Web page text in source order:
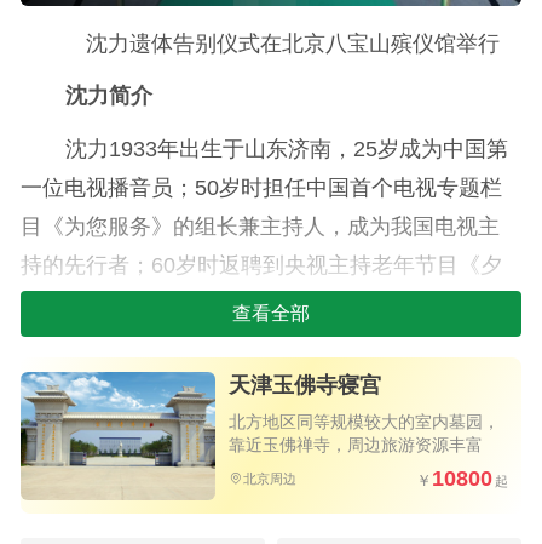
沈力遗体告别仪式在北京八宝山殡仪馆举行
沈力简介
沈力1933年出生于山东济南，25岁成为中国第
一位电视播音员；50岁时担任中国首个电视专题栏
目《为您服务》的组长兼主持人，成为我国电视主
持的先行者；60岁时返聘到央视主持老年节目《夕
阳红》。沈力近年来身患疾病，但一直保持着积极
乐观的态度与病魔做斗争。张悦撰文回忆称，沈力
晚年住在不到80平米的家里，心安理得，患病后还
把钢琴和琴谱赠送给了她。“此刻我坐在老师曾经弹
过的钢琴旁，拿着老师翻看过的乐谱，还有老师一
笔一画记录下来的乐理知识表，大颗大颗的泪珠涟
查看全部
天津玉佛寺寝宫
北方地区同等规模较大的室内墓园，
靠近玉佛禅寺，周边旅游资源丰富
北京周边 10800